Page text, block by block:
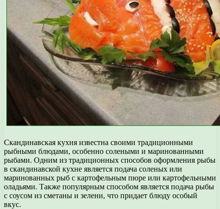
Скандинавская кухня известна своими традиционными
рыбными блюдами, особенно солеными и маринованными
рыбами. Одним из традиционных способов оформления рыбы
в скандинавской кухне является подача соленых или
маринованных рыб с картофельным пюре или картофельными
оладьями. Также популярным способом является подача рыбы
с соусом из сметаны и зелени, что придает блюду особый
вкус.